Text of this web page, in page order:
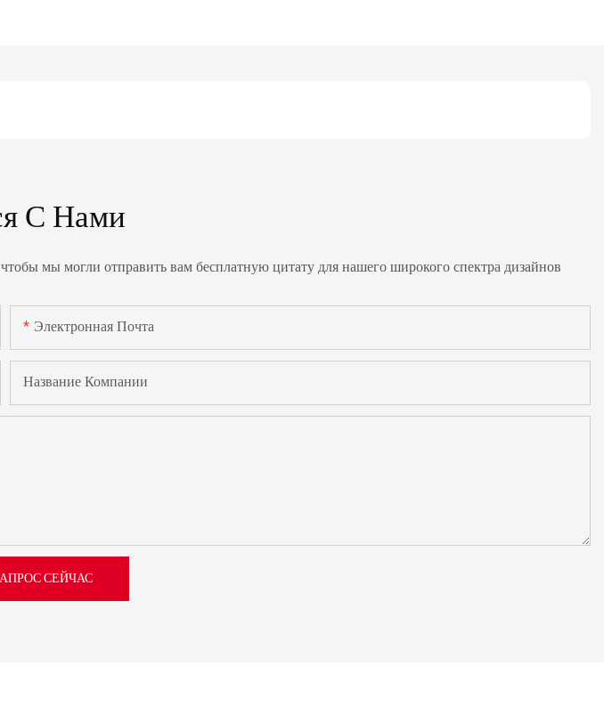
С Нами
мы могли отправить вам бесплатную цитату для нашего широкого спектра дизайнов
Электронная Почта
Название Компании
СЕЙЧАС